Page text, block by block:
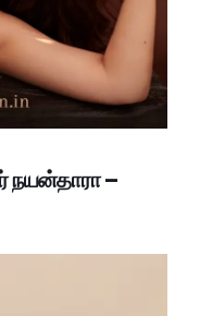
நயன்தாரா –